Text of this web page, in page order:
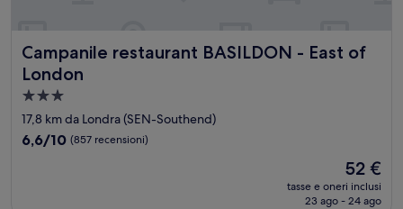
Campanile restaurant BASILDON - East of
London
Campanile restaurant BASILDON - East of London
Struttura
a
3.0
stelle
17,8 km da Londra (SEN-Southend)
6.6
6,6/10 (857 recensioni)
Il
prezzo
attuale
52 €
tasse e oneri inclusi
23 ago - 24 ago